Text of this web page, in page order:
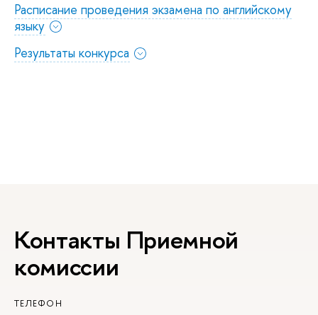
Расписание проведения экзамена по английскому
языку
Результаты конкурса
Контакты Приемной
комиссии
ТЕЛЕФОН